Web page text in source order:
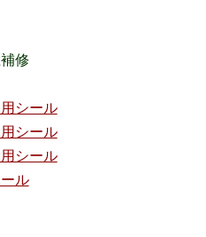
修
シール
シール
シール
ル